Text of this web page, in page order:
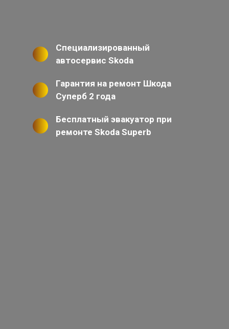
Специализированный
автосервис Skoda
Гарантия на ремонт Шкода
Суперб 2 года
Бесплатный эвакуатор при
ремонте Skoda Superb